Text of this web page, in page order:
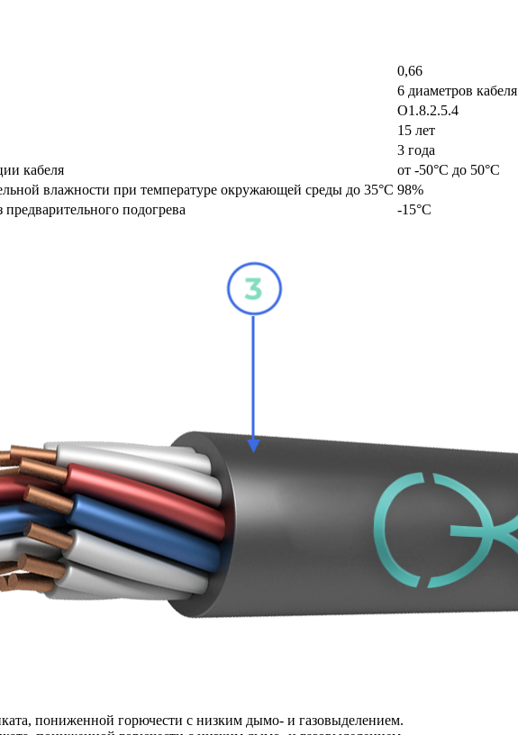
0,66
6 диаметров кабеля
O1.8.2.5.4
15 лет
3 года
кабеля
от -50°С до 50°С
влажности при температуре окружающей среды до 35°C 98%
подогрева
-15°С
пониженной горючести с низким дымо- и газовыделением.